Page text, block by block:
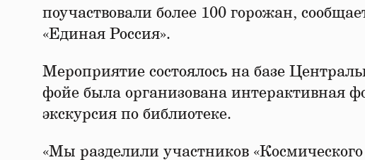
поучаствовали более 100 горожан,
«Единая Россия».
Мероприятие состоялось на базе
фойе была организована интерактивная
экскурсия по библиотеке.
«Мы разделили участников